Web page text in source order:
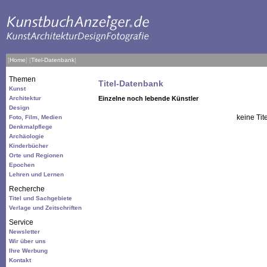
[Home] [Titel-Datenbank]
Themen
Kunst
Architektur
Design
Foto, Film, Medien
Denkmalpflege
Archäologie
Kinderbücher
Orte und Regionen
Epochen
Lehren und Lernen
Recherche
Titel und Sachgebiete
Verlage und Zeitschriften
Service
Newsletter
Wir über uns
Ihre Werbung
Kontakt
Titel-Datenbank
Einzelne noch lebende Künstler
keine